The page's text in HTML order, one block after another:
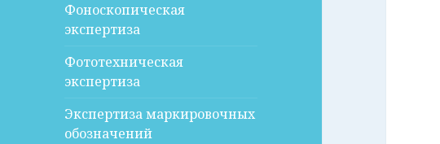
Фоноскопическая
экспертиза
Фототехническая
экспертиза
Экспертиза маркировочных
обозначений